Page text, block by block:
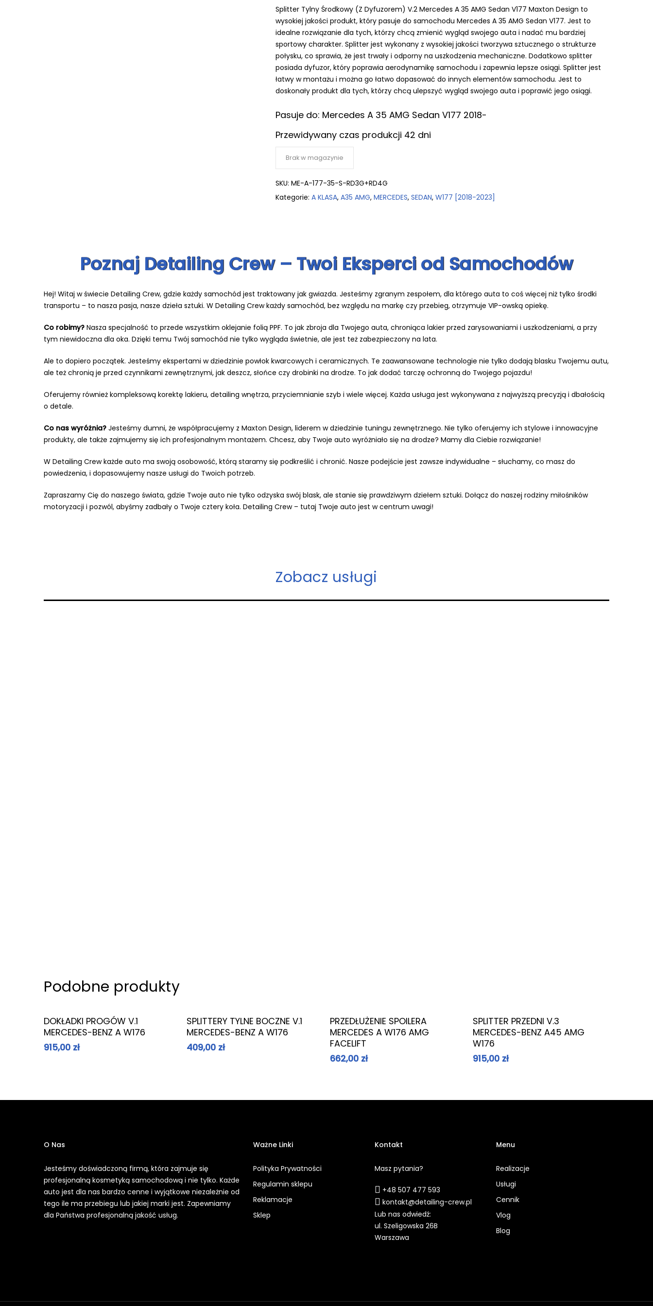
Splitter Tylny Środkowy (Z Dyfuzorem) V.2 Mercedes A 35 AMG Sedan V177 Maxton Design to
wysokiej jakości produkt, który pasuje do samochodu Mercedes A 35 AMG Sedan V177. Jest to
idealne rozwiązanie dla tych, którzy chcą zmienić wygląd swojego auta i nadać mu bardziej
sportowy charakter. Splitter jest wykonany z wysokiej jakości tworzywa sztucznego o strukturze
połysku, co sprawia, że jest trwały i odporny na uszkodzenia mechaniczne. Dodatkowo splitter
posiada dyfuzor, który poprawia aerodynamikę samochodu i zapewnia lepsze osiągi. Splitter jest
łatwy w montażu i można go łatwo dopasować do innych elementów samochodu. Jest to
doskonały produkt dla tych, którzy chcą ulepszyć wygląd swojego auta i poprawić jego osiągi.
Pasuje do: Mercedes A 35 AMG Sedan V177 2018-
Przewidywany czas produkcji 42 dni
Brak w magazynie
SKU:ME-A-177-35-S-RD3G+RD4G
Kategorie:A KLASA,A35 AMG,MERCEDES,SEDAN,W177 [2018-2023]
Poznaj Detailing Crew – Twoi Eksperci od Samochodów
Hej! Witaj w świecie Detailing Crew, gdzie każdy samochód jest traktowany jak gwiazda. Jesteśmy zgranym zespołem, dla którego auta to coś więcej niż tylko środki
transportu – to nasza pasja, nasze dzieła sztuki. W Detailing Crew każdy samochód, bez względu na markę czy przebieg, otrzymuje VIP-owską opiekę.
Co robimy? Nasza specjalność to przede wszystkim oklejanie folią PPF. To jak zbroja dla Twojego auta, chroniąca lakier przed zarysowaniami i uszkodzeniami, a przy
tym niewidoczna dla oka. Dzięki temu Twój samochód nie tylko wygląda świetnie, ale jest też zabezpieczony na lata.
Ale to dopiero początek. Jesteśmy ekspertami w dziedzinie powłok kwarcowych i ceramicznych. Te zaawansowane technologie nie tylko dodają blasku Twojemu autu,
ale też chronią je przed czynnikami zewnętrznymi, jak deszcz, słońce czy drobinki na drodze. To jak dodać tarczę ochronną do Twojego pojazdu!
Oferujemy również kompleksową korektę lakieru, detailing wnętrza, przyciemnianie szyb i wiele więcej. Każda usługa jest wykonywana z najwyższą precyzją i dbałością
o detale.
Co nas wyróżnia? Jesteśmy dumni, że współpracujemy z Maxton Design, liderem w dziedzinie tuningu zewnętrznego. Nie tylko oferujemy ich stylowe i innowacyjne
produkty, ale także zajmujemy się ich profesjonalnym montażem. Chcesz, aby Twoje auto wyróżniało się na drodze? Mamy dla Ciebie rozwiązanie!
W Detailing Crew każde auto ma swoją osobowość, którą staramy się podkreślić i chronić. Nasze podejście jest zawsze indywidualne – słuchamy, co masz do
powiedzenia, i dopasowujemy nasze usługi do Twoich potrzeb.
Zapraszamy Cię do naszego świata, gdzie Twoje auto nie tylko odzyska swój blask, ale stanie się prawdziwym dziełem sztuki. Dołącz do naszej rodziny miłośników
motoryzacji i pozwól, abyśmy zadbały o Twoje cztery koła. Detailing Crew – tutaj Twoje auto jest w centrum uwagi!
Zobacz usługi
Podobne produkty
Dowiedz Się Więcej
DOKŁADKI PROGÓW V.1
MERCEDES-BENZ A W176
915,00 zł
Dowiedz Się Więcej
SPLITTERY TYLNE BOCZNE V.1
MERCEDES-BENZ A W176
409,00 zł
Dowiedz Się Więcej
PRZEDŁUŻENIE SPOILERA
MERCEDES A W176 AMG
FACELIFT
662,00 zł
Dowiedz Się Więcej
SPLITTER PRZEDNI V.3
MERCEDES-BENZ A45 AMG
W176
915,00 zł
O Nas
Jesteśmy doświadczoną firmą, która zajmuje się
profesjonalną kosmetyką samochodową i nie tylko. Każde
auto jest dla nas bardzo cenne i wyjątkowe niezależnie od
tego ile ma przebiegu lub jakiej marki jest. Zapewniamy
dla Państwa profesjonalną jakość usług.
Ważne Linki
Polityka Prywatności
Regulamin sklepu
Reklamacje
Sklep
Kontakt
Masz pytania?
+48 507 477 593
kontakt@detailing-crew.pl
Lub nas odwiedź:
ul. Szeligowska 26B
Warszawa
Menu
Realizacje
Usługi
Cennik
Vlog
Blog